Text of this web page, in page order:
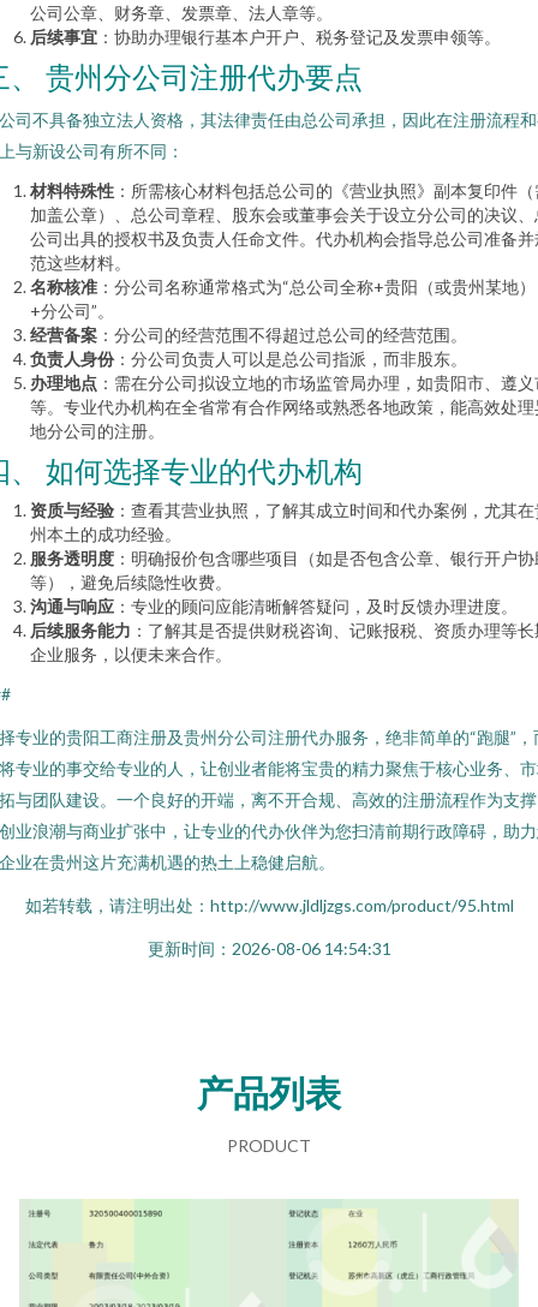
公司公章、财务章、发票章、法人章等。
后续事宜 ：协助办理银行基本户开户、税务登记及发票申领等。
、 贵州分公司注册代办要点
司不具备独立法人资格，其法律责任由总公司承担，因此在注册流程
与新设公司有所不同：
材料特殊性 ：所需核心材料包括总公司的《营业执照》副本复印件（
加盖公章）、总公司章程、股东会或董事会关于设立分公司的决议、
公司出具的授权书及负责人任命文件。代办机构会指导总公司准备并
范这些材料。
名称核准 ：分公司名称通常格式为“总公司全称+贵阳（或贵州某地）
+分公司”。
经营备案 ：分公司的经营范围不得超过总公司的经营范围。
负责人身份：分公司负责人可以是总公司指派，而非股东。
办理地点 ：需在分公司拟设立地的市场监管局办理，如贵阳市、遵义
等。专业代办机构在全省常有合作网络或熟悉各地政策，能高效处理
地分公司的注册。
、 如何选择专业的代办机构
资质与经验 ：查看其营业执照，了解其成立时间和代办案例，尤其在
州本土的成功经验。
服务透明度 ：明确报价包含哪些项目（如是否包含公章、银行开户协
等），避免后续隐性收费。
沟通与响应 ：专业的顾问应能清晰解答疑问，及时反馈办理进度。
后续服务能力 ：了解其是否提供财税咨询、记账报税、资质办理等长
企业服务，以便未来合作。
专业的贵阳工商注册及贵州分公司注册代办服务，绝非简单的“跑腿”，
专业的事交给专业的人，让创业者能将宝贵的精力聚焦于核心业务、
与团队建设。一个良好的开端，离不开合规、高效的注册流程作为支
业浪潮与商业扩张中，让专业的代办伙伴为您扫清前期行政障碍，助
业在贵州这片充满机遇的热土上稳健启航。
如若转载，请注明出处：http://www.jldljzgs.com/product/95.html
更新时间：2026-08-06 14:54:31
产品列表
PRODUCT